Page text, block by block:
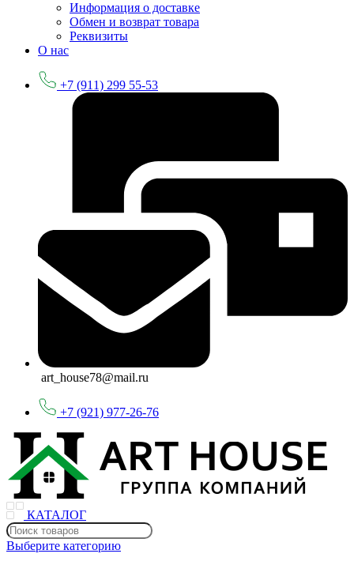
Информация о доставке
Обмен и возврат товара
Реквизиты
О нас
+7 (911) 299 55-53
art_house78@mail.ru
+7 (921) 977-26-76
КАТАЛОГ
Выберите категорию